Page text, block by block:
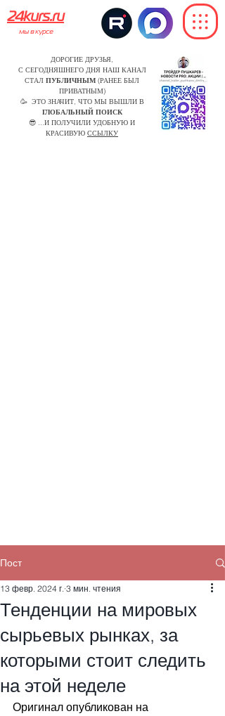
24kurs.ru
мы в курсе
ДОРОГИЕ ДРУЗЬЯ,
С СЕГОДНЯШНЕГО ДНЯ НАШ КАНАЛ
СТАЛ ПУБЛИЧНЫМ (РАНЕЕ БЫЛ
ПРИВАТНЫМ)
🥳 ЭТО ЗНАЧИТ, ЧТО МЫ ВЫШЛИ В
ГЛОБАЛЬНЫЙ ПОИСК
😎 ...И ПОЛУЧИЛИ УДОБНУЮ И
КРАСИВУЮ ССЫЛКУ
Пост
Тенденции на мировых
сырьевых рынках, за
которыми стоит следить
на этой неделе
13 февр. 2024 г. 3 мин. чтения
Оригинал опубликован на